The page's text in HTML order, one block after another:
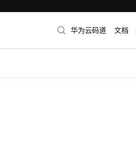
华为云码道 文档